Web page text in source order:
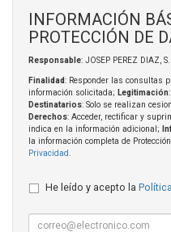
INFORMACIÓN
PROTECCIÓN DE
Responsable: JOSEP PEREZ DIAZ,
Finalidad: Responder las consultas
información solicitada; Legitimación
Destinatarios: Solo se realizan
Derechos: Acceder, rectificar y
indica en la información adicional;
la información completa de
Privacidad
He leído y acepto la